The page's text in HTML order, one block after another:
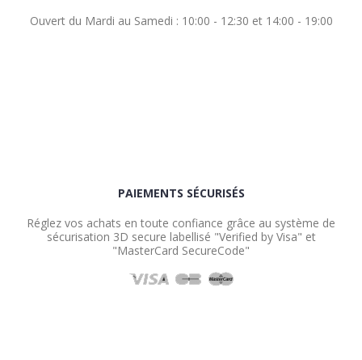
Ouvert du Mardi au Samedi : 10:00 - 12:30 et 14:00 - 19:00
PAIEMENTS SÉCURISÉS
Réglez vos achats en toute confiance grâce au système de
sécurisation 3D secure labellisé "Verified by Visa" et
"MasterCard SecureCode"